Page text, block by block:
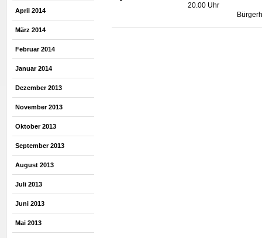
April 2014
März 2014
Februar 2014
Januar 2014
Dezember 2013
November 2013
Oktober 2013
September 2013
August 2013
Juli 2013
Juni 2013
Mai 2013
20.00 Uhr